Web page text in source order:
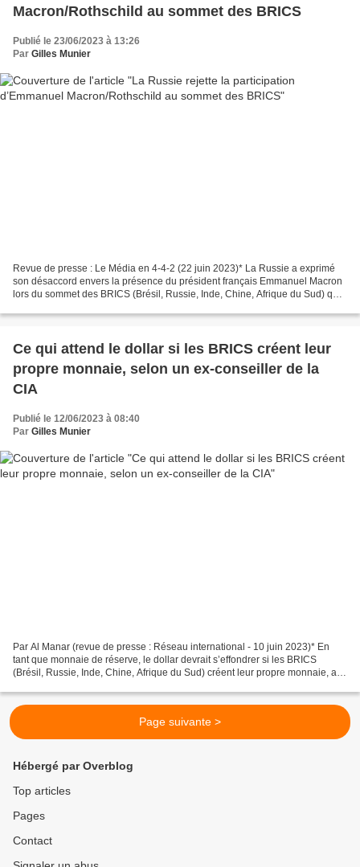
Macron/Rothschild au sommet des BRICS
Publié le 23/06/2023 à 13:26
Par Gilles Munier
Revue de presse : Le Média en 4-4-2 (22 juin 2023)* La Russie a exprimé
son désaccord envers la présence du président français Emmanuel Macron
lors du sommet des BRICS (Brésil, Russie, Inde, Chine, Afrique du Sud) qui
Ce qui attend le dollar si les BRICS créent leur
propre monnaie, selon un ex-conseiller de la
CIA
Publié le 12/06/2023 à 08:40
Par Gilles Munier
Par Al Manar (revue de presse : Réseau international - 10 juin 2023)* En
tant que monnaie de réserve, le dollar devrait s’effondrer si les BRICS
(Brésil, Russie, Inde, Chine, Afrique du Sud) créent leur propre monnaie, a
Page suivante >
Hébergé par Overblog
Top articles
Pages
Contact